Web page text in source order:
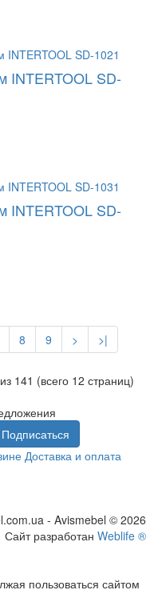
INTERTOOL SD-
INTERTOOL SD-
8 9 > >|
141 (всего 12 страниц)
Подписаться
Доставка и оплата
- Avismebel © 2026
Сайт разработан Weblife ®
пользоваться сайтом